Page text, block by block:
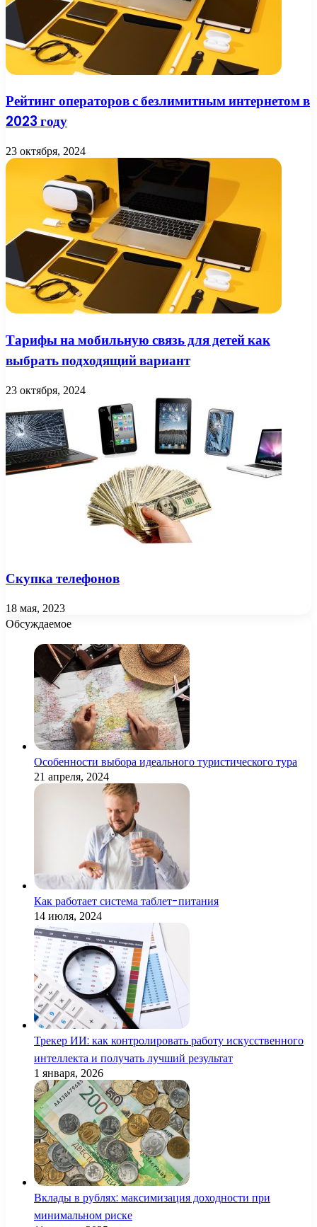
Рейтинг операторов с безлимитным интернетом в
2023 году
23 октября, 2024
Тарифы на мобильную связь для детей как
выбрать подходящий вариант
23 октября, 2024
Скупка телефонов
18 мая, 2023
Обсуждаемое
Особенности выбора идеального туристического тура
21 апреля, 2024
Как работает система таблет-питания
14 июля, 2024
Трекер ИИ: как контролировать работу искусственного
интеллекта и получать лучший результат
1 января, 2026
Вклады в рублях: максимизация доходности при
минимальном риске